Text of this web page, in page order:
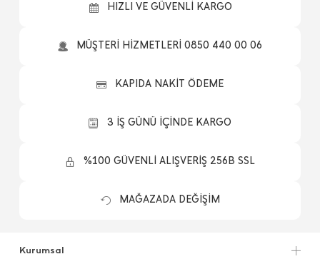
HIZLI VE GÜVENLİ KARGO
MÜŞTERİ HİZMETLERİ 0850 440 00 06
KAPIDA NAKİT ÖDEME
3 İŞ GÜNÜ İÇİNDE KARGO
%100 GÜVENLİ ALIŞVERİŞ 256B SSL
MAĞAZADA DEĞİŞİM
Kurumsal